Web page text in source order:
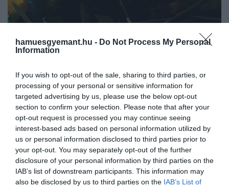
hamuesgyemant.hu - Do Not Process My Personal
Information
If you wish to opt-out of the sale, sharing to third parties, or
processing of your personal or sensitive information for
targeted advertising by us, please use the below opt-out
section to confirm your selection. Please note that after your
opt-out request is processed you may continue seeing
interest-based ads based on personal information utilized by
us or personal information disclosed to third parties prior to
your opt-out. You may separately opt-out of the further
disclosure of your personal information by third parties on the
IAB’s list of downstream participants. This information may
also be disclosed by us to third parties on the IAB’s List of
A hagyományos temetkezési formák
mellett egyre népszerűbbek a
fenntartható alternatívák, köztük a vízzel
történő hamvasztás. A kevesebb
környezeti terheléssel járó eljárást az
Egyesült Királyságon belül elsőként
Skóciában…
Újabb ország engedélyezte a
vízzel való hamvasztást,
egyre…